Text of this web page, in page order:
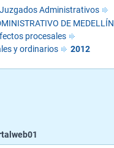
Juzgados Administrativos
DE MEDELLÍN
procesales
y ordinarios
2012